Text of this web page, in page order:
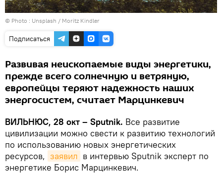
© Photo : Unsplash / Moritz Kindler
Подписаться
Развивая неископаемые виды энергетики,
прежде всего солнечную и ветряную,
европейцы теряют надежность наших
энергосистем, считает Марцинкевич
ВИЛЬНЮС, 28 окт – Sputnik. Все развитие
цивилизации можно свести к развитию технологий
по использованию новых энергетических
ресурсов, заявил в интервью Sputnik эксперт по
энергетике Борис Марцинкевич.